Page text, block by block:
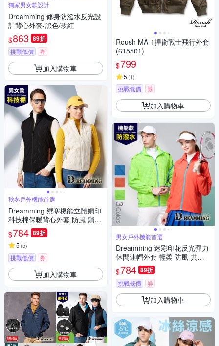
獨家男女款設計
Dreamming 修身防潑水反光設
計背心外套-黑色/玫紅
$863 89折
挑戰低價 券
加入購物車
秋冬戶外機能首選
Dreamming 禦寒機能立體鋼印
科技棉保暖背心外套 防風 鎖
溫-共二色
$784 89折
5 (5)
挑戰低價 券
加入購物車
Roush MA-1捍衛戰士飛行外套
(615501)
$799
5 (1)
挑戰低價 券
加入購物車
男女戶外機能首選
Dreamming 迷彩印花反光彈力
休閒連帽外套 輕柔 防風-共三
色
$784 89折
挑戰低價 券
加入購物車